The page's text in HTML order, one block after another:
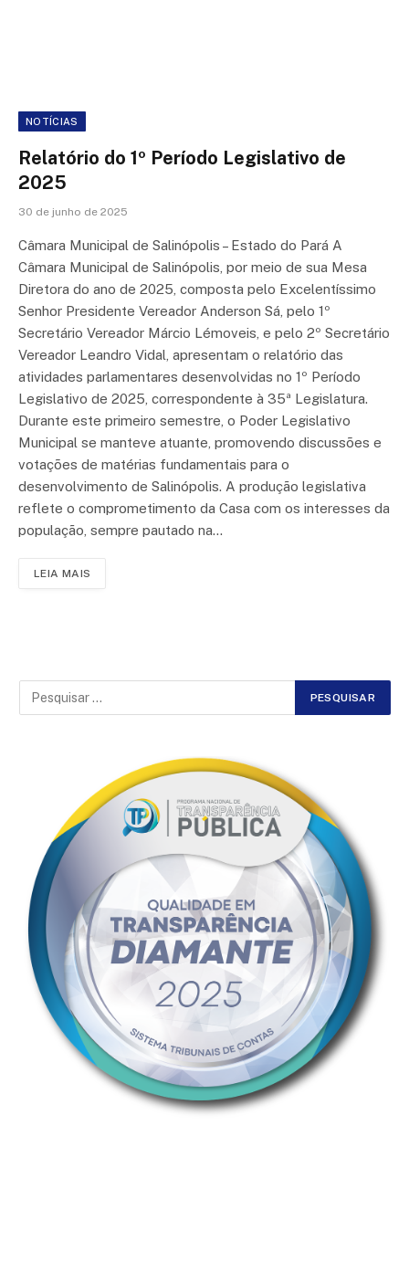
NOTÍCIAS
Relatório do 1º Período Legislativo de
2025
30 de junho de 2025
Câmara Municipal de Salinópolis – Estado do Pará A
Câmara Municipal de Salinópolis, por meio de sua Mesa
Diretora do ano de 2025, composta pelo Excelentíssimo
Senhor Presidente Vereador Anderson Sá, pelo 1º
Secretário Vereador Márcio Lémoveis, e pelo 2º Secretário
Vereador Leandro Vidal, apresentam o relatório das
atividades parlamentares desenvolvidas no 1º Período
Legislativo de 2025, correspondente à 35ª Legislatura.
Durante este primeiro semestre, o Poder Legislativo
Municipal se manteve atuante, promovendo discussões e
votações de matérias fundamentais para o
desenvolvimento de Salinópolis. A produção legislativa
reflete o comprometimento da Casa com os interesses da
população, sempre pautado na…
LEIA MAIS